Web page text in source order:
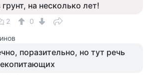
на несколько лет!
2
0
поразительно, но тут речь